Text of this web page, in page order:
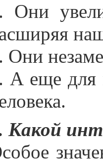
Они
Они
А еще для
Какой